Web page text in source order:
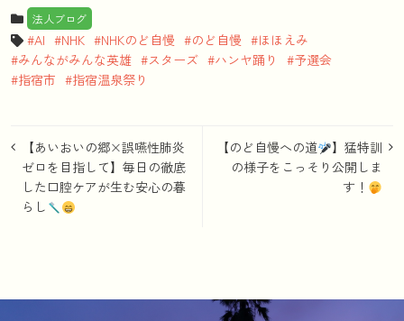
法人ブログ
AI NHK NHKのど自慢 のど自慢
ほほえみ
みんながみんな英雄
スターズ ハンヤ踊り
予選会
指宿市
指宿温泉祭り
投
稿
ナ
【のど自慢への道
】猛特訓
の様子をこっそり公開しま
す！
【あいおいの郷×誤嚥性肺炎
ゼロを目指して】毎日の徹底
した口腔ケアが生む安心の暮
らし